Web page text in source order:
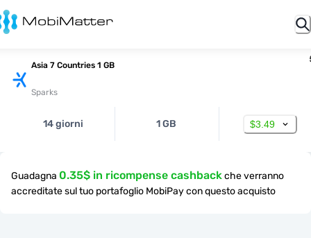
Asia 7 Countries 1 GB
Sparks
14 giorni 1 GB $3.49
Guadagna 0.35$ in ricompense cashbackche verranno
accreditate sul tuo portafoglio MobiPay con questo acquisto